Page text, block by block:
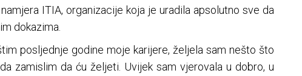
ITIA, organizacije koja je uradila apsolutno sve da
dokazima.
posljednje godine moje karijere, željela sam nešto što
zamislim da ću željeti. Uvijek sam vjerovala u dobro, u